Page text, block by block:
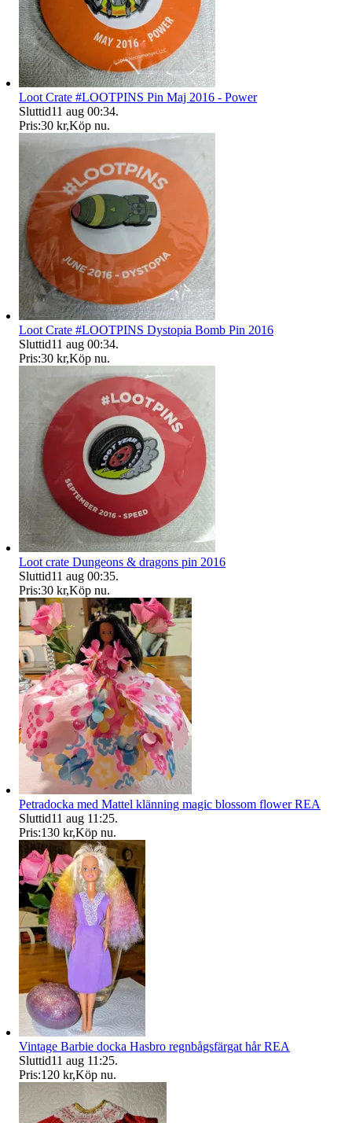
Loot Crate #LOOTPINS Pin Maj 2016 - Power
Sluttid11 aug 00:34.
Pris:30 kr,Köp nu.
Loot Crate #LOOTPINS Dystopia Bomb Pin 2016
Sluttid11 aug 00:34.
Pris:30 kr,Köp nu.
Loot crate Dungeons & dragons pin 2016
Sluttid11 aug 00:35.
Pris:30 kr,Köp nu.
Petradocka med Mattel klänning magic blossom flower REA
Sluttid11 aug 11:25.
Pris:130 kr,Köp nu.
Vintage Barbie docka Hasbro regnbågsfärgat hår REA
Sluttid11 aug 11:25.
Pris:120 kr,Köp nu.